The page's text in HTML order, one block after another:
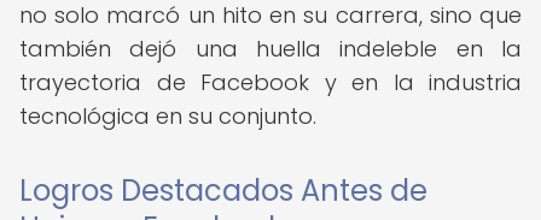
no solo marcó un hito en su carrera, sino que
también dejó una huella indeleble en la
trayectoria de Facebook y en la industria
tecnológica en su conjunto.
Logros Destacados Antes de